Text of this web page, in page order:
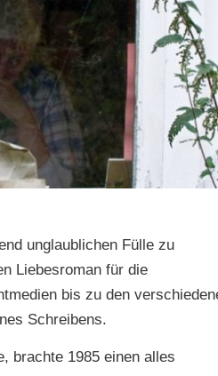
unglaublichen Fülle zu
Liebesroman für die
bis zu den
Schreibens.
brachte 1985 einen alles